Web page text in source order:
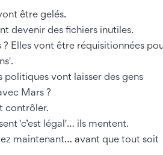
être gelés.
devenir des fichiers inutiles.
? Elles vont être réquisitionnées
politiques vont laisser des gens
Mars ?
contrôler.
'c’est légal'… ils mentent.
maintenant… avant que tout soit